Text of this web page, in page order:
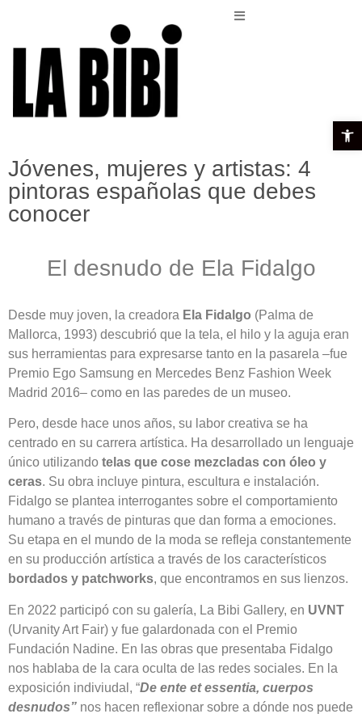
Jóvenes, mujeres y artistas: 4
pintoras españolas que debes
conocer
El desnudo de Ela Fidalgo
Desde muy joven, la creadora Ela Fidalgo (Palma de
Mallorca, 1993) descubrió que la tela, el hilo y la aguja eran
sus herramientas para expresarse tanto en la pasarela –fue
Premio Ego Samsung en Mercedes Benz Fashion Week
Madrid 2016– como en las paredes de un museo.
Pero, desde hace unos años, su labor creativa se ha
centrado en su carrera artística. Ha desarrollado un lenguaje
único utilizando telas que cose mezcladas con óleo y
ceras. Su obra incluye pintura, escultura e instalación.
Fidalgo se plantea interrogantes sobre el comportamiento
humano a través de pinturas que dan forma a emociones.
Su etapa en el mundo de la moda se refleja constantemente
en su producción artística a través de los característicos
bordados y patchworks, que encontramos en sus lienzos.
En 2022 participó con su galería, La Bibi Gallery, en UVNT
(Urvanity Art Fair) y fue galardonada con el Premio
Fundación Nadine. En las obras que presentaba Fidalgo
nos hablaba de la cara oculta de las redes sociales. En la
exposición indiviudal, “De ente et essentia, cuerpos
desnudos” nos hacen reflexionar sobre a dónde nos puede